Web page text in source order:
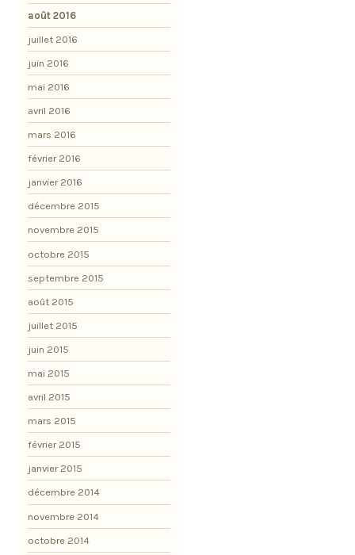
août 2016
juillet 2016
juin 2016
mai 2016
avril 2016
mars 2016
février 2016
janvier 2016
décembre 2015
novembre 2015
octobre 2015
septembre 2015
août 2015
juillet 2015
juin 2015
mai 2015
avril 2015
mars 2015
février 2015
janvier 2015
décembre 2014
novembre 2014
octobre 2014